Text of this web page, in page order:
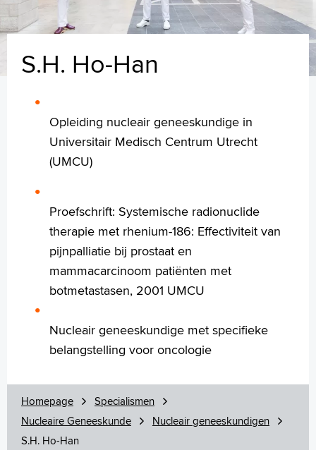
Verwijzers
Tekstgrootte A+
Voorleesfunctie
English
Français
Polski
Türkçe
Arabisch
S.H. Ho-Han
Opleiding nucleair geneeskundige in
Universitair Medisch Centrum Utrecht
(UMCU)
Proefschrift: Systemische radionuclide
therapie met rhenium-186: Effectiviteit van
pijnpalliatie bij prostaat en
mammacarcinoom patiënten met
botmetastasen, 2001 UMCU
Nucleair geneeskundige met specifieke
belangstelling voor oncologie
Homepage
Specialismen
Nucleaire Geneeskunde
Nucleair geneeskundigen
S.H. Ho-Han